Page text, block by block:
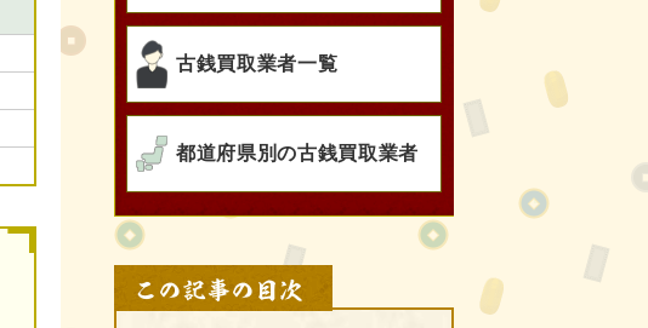
古銭買取業者一覧
都道府県別の古銭買取業者